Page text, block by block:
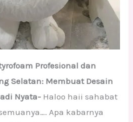
Profesional dan
Selatan: Membuat Desain
Nyata- Haloo haii sahabat
Apa kabarnya